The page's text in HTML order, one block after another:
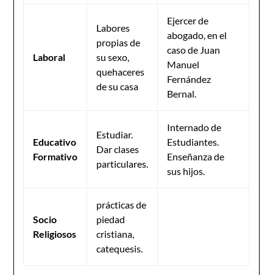
Laboral
Labores
propias de
su sexo,
quehaceres
de su casa
Ejercer de
abogado, en el
caso de Juan
Manuel
Fernández
Bernal.
Educativo
Formativo
Estudiar.
Dar clases
particulares.
Internado de
Estudiantes.
Enseñanza de
sus hijos.
Socio
Religiosos
prácticas de
piedad
cristiana,
catequesis.